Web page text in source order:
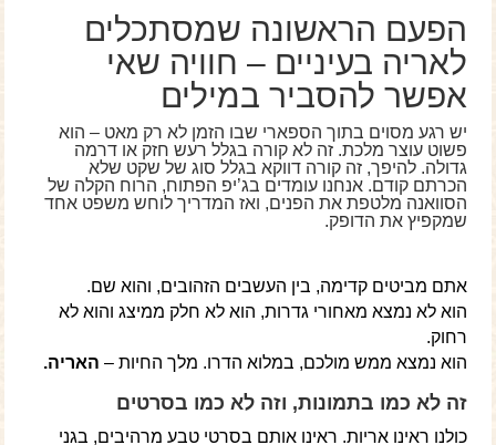
הפעם הראשונה שמסתכלים
לאריה בעיניים – חוויה שאי
אפשר להסביר במילים
יש רגע מסוים בתוך הספארי שבו הזמן לא רק מאט – הוא
פשוט עוצר מלכת. זה לא קורה בגלל רעש חזק או דרמה
גדולה. להיפך, זה קורה דווקא בגלל סוג של שקט שלא
הכרתם קודם. אנחנו עומדים בג’יפ הפתוח, הרוח הקלה של
הסוואנה מלטפת את הפנים, ואז המדריך לוחש משפט אחד
שמקפיץ את הדופק.
אתם מביטים קדימה, בין העשבים הזהובים, והוא שם.
הוא לא נמצא מאחורי גדרות, הוא לא חלק ממיצג והוא לא
רחוק.
הוא נמצא ממש מולכם, במלוא הדרו. מלך החיות – האריה.
זה לא כמו בתמונות, וזה לא כמו בסרטים
כולנו ראינו אריות. ראינו אותם בסרטי טבע מרהיבים, בגני